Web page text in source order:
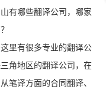
有哪些翻译公司，哪家
里有很多专业的翻译公
角地区的翻译公司，在
笔译方面的合同翻译、